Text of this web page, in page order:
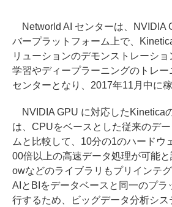
Networld AI センターは、NVIDIA
バープラットフォーム上で、
リューションのデモンストレーシ
学習やディープラーニングのトレー
センターとなり、2017年11月中に
NVIDIA GPU に対応したKinetica
は、CPUをベースとした従来のデ
ムと比較して、10分の1のハードウ
00倍以上の高速データ処理が可能と
owなどのライブラリもプリインテ
AIとBIをデータベースと同一のプラ
行するため、ビッグデータ分析シ